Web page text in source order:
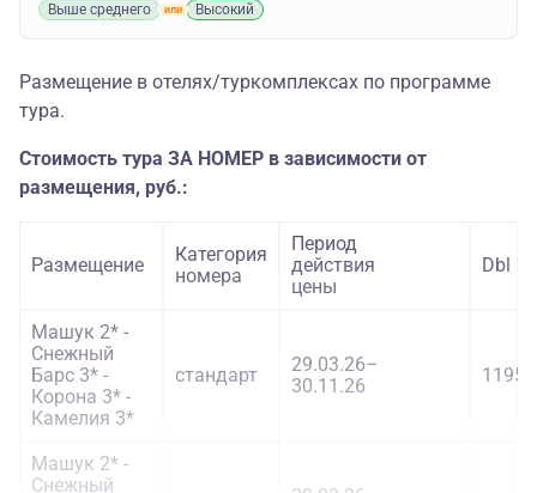
Выше среднего Высокий
Размещение в отелях/туркомплексах по программе
тура.
Стоимость тура ЗА НОМЕР в зависимости от
размещения, руб.:
Размещение
Категория
номера
Период
действия
цены
Dbl
Машук 2* -
Снежный
Барс 3* -
Корона 3* -
Камелия 3*
стандарт
29.03.26–
30.11.26
Машук 2* -
Снежный